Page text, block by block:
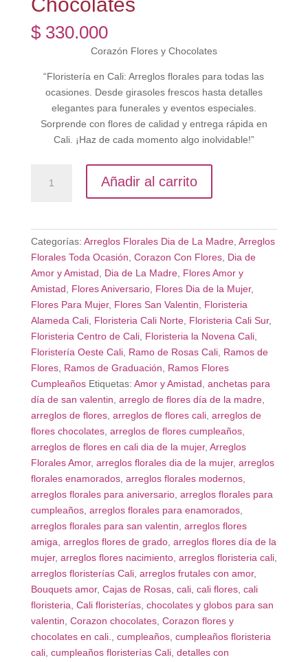
Chocolates
$330.000
Corazón Flores y Chocolates
“Floristería en Cali: Arreglos florales para todas las
ocasiones. Desde girasoles frescos hasta detalles
elegantes para funerales y eventos especiales.
Sorprende con flores de calidad y entrega rápida en
Cali. ¡Haz de cada momento algo inolvidable!”
Flores
Añadir al carrito
Categorías: Arreglos Florales Dia de La Madre, Arreglos
Florales Toda Ocasión, Corazon Con Flores, Dia de
Amor y Amistad, Dia de La Madre, Flores Amor y
Amistad, Flores Aniversario, Flores Dia de la Mujer,
Flores Para Mujer, Flores San Valentin, Floristeria
Alameda Cali, Floristeria Cali Norte, Floristeria Cali Sur,
Floristeria Centro de Cali, Floristeria la Novena Cali,
Floristería Oeste Cali, Ramo de Rosas Cali, Ramos de
Flores, Ramos de Graduación, Ramos Flores
Cumpleaños Etiquetas: Amor y Amistad, anchetas para
día de san valentin, arreglo de flores día de la madre,
arreglos de flores, arreglos de flores cali, arreglos de
flores chocolates, arreglos de flores cumpleaños,
arreglos de flores en cali dia de la mujer, Arreglos
Florales Amor, arreglos florales dia de la mujer, arreglos
florales enamorados, arreglos florales modernos,
arreglos florales para aniversario, arreglos florales para
cumpleaños, arreglos florales para enamorados,
arreglos florales para san valentin, arreglos flores
amiga, arreglos flores de grado, arreglos flores día de la
mujer, arreglos flores nacimiento, arreglos floristeria cali,
arreglos floristerías Cali, arreglos frutales con amor,
Bouquets amor, Cajas de Rosas, cali, cali flores, cali
floristeria, Cali floristerías, chocolates y globos para san
valentin, Corazon chocolates, Corazon flores y
chocolates en cali., cumpleaños, cumpleaños floristeria
cali, cumpleaños floristerías Cali, detalles con